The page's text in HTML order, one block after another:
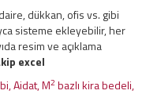
dükkan, ofis vs. gibi
sisteme ekleyebilir, her
resim ve açıklama
excel
Aidat, M2 bazlı kira bedeli,